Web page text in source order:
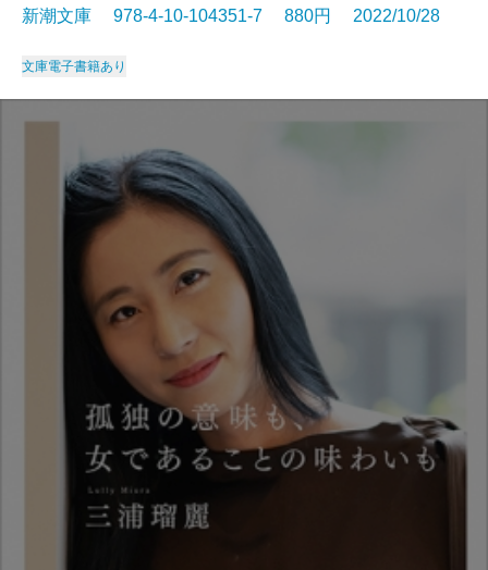
新潮文庫 978-4-10-104351-7 880円 2022/10/28
文庫電子書籍あり